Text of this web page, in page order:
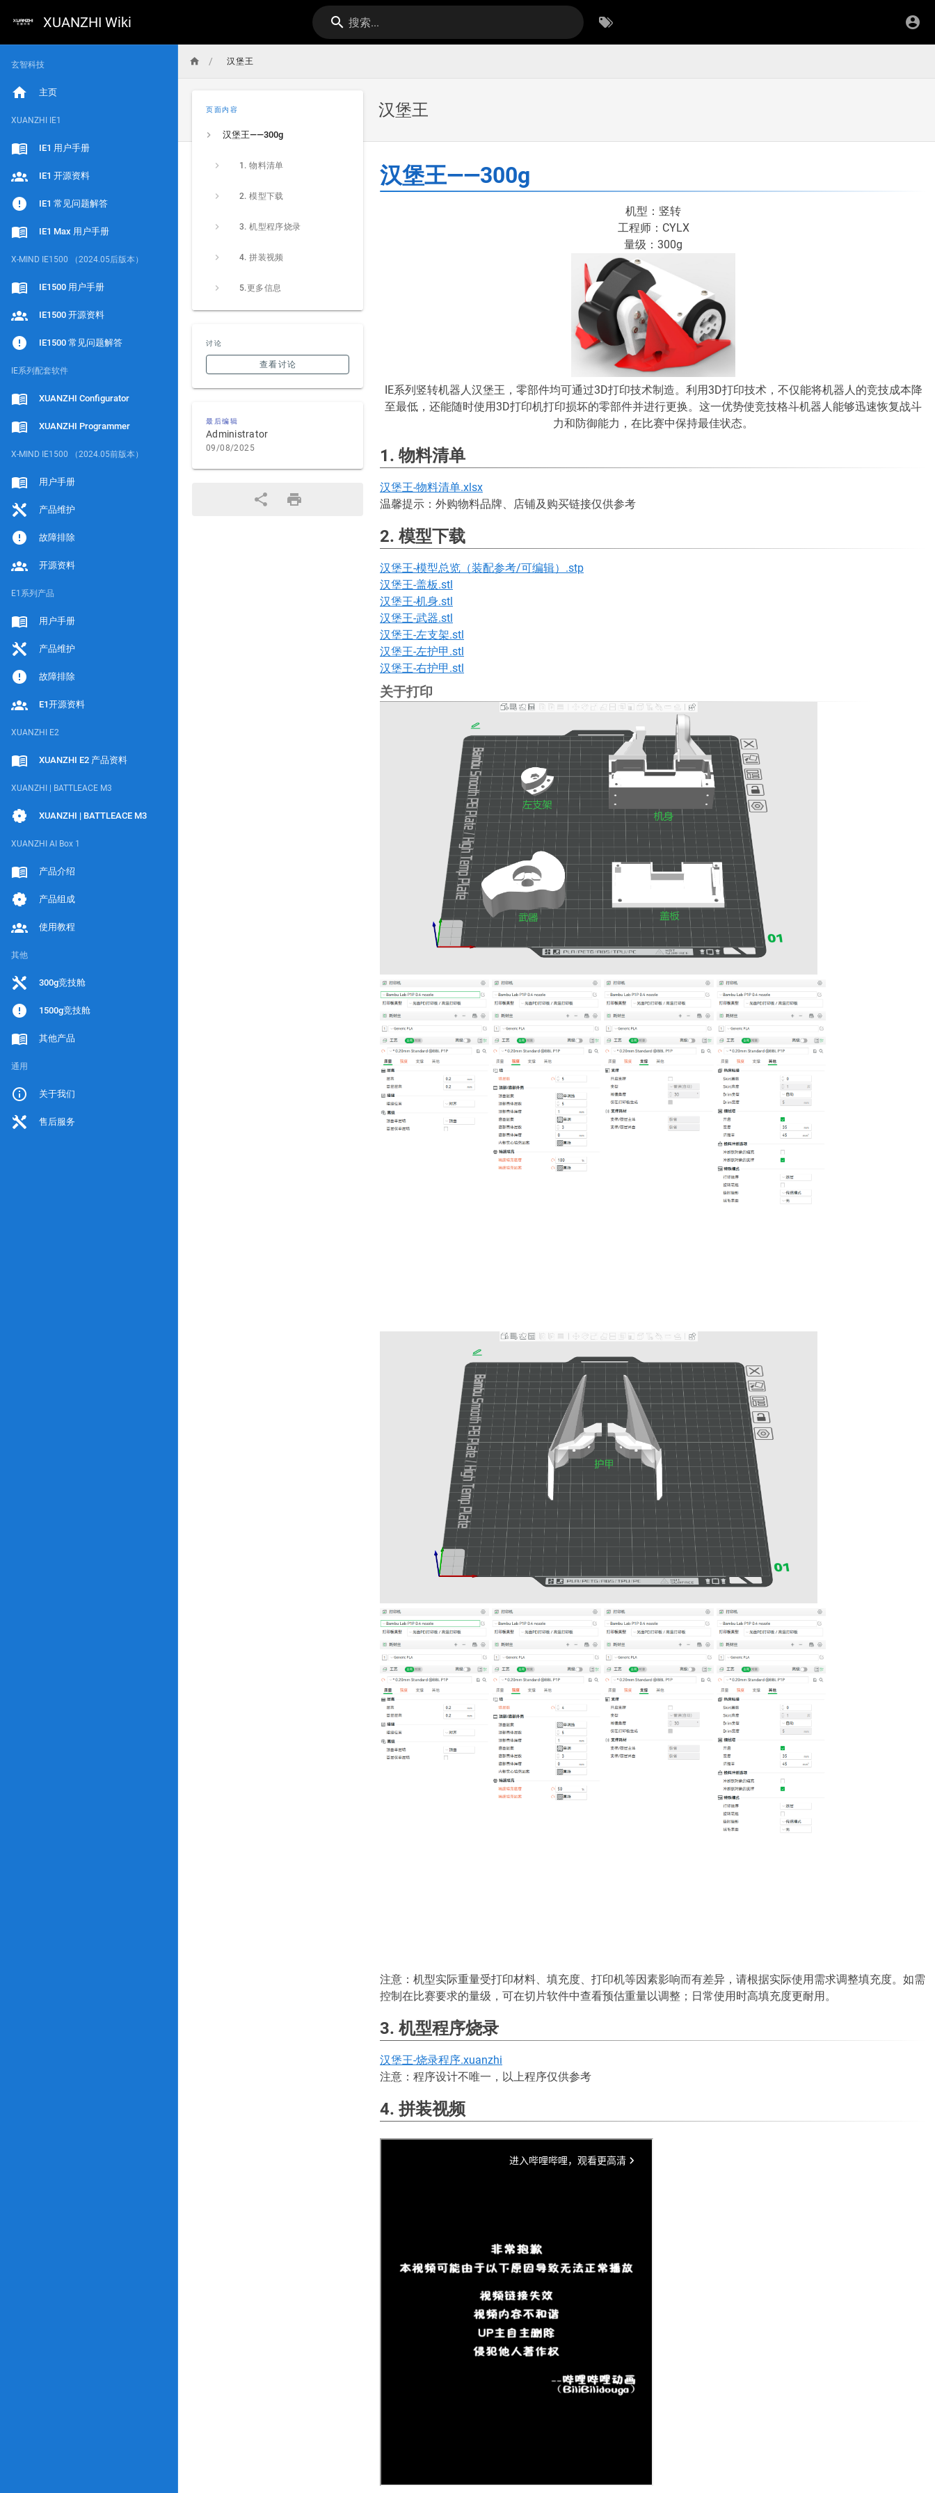
XUANZHI Wiki 搜索...
玄智科技
主页
XUANZHI IE1
IE1 用户手册
IE1 开源资料
IE1 常见问题解答
IE1 Max 用户手册
X-MIND IE1500 （2024.05后版本）
IE1500 用户手册
IE1500 开源资料
IE1500 常见问题解答
IE系列配套软件
XUANZHI Configurator
XUANZHI Programmer
X-MIND IE1500 （2024.05前版本）
用户手册
产品维护
故障排除
开源资料
E1系列产品
用户手册
产品维护
故障排除
E1开源资料
XUANZHI E2
XUANZHI E2 产品资料
XUANZHI | BATTLEACE M3
XUANZHI | BATTLEACE M3
XUANZHI AI Box 1
产品介绍
产品组成
使用教程
其他
300g竞技舱
1500g竞技舱
其他产品
通用
关于我们
售后服务
/ 汉堡王
汉堡王
页面内容
汉堡王——300g
1. 物料清单
2. 模型下载
3. 机型程序烧录
4. 拼装视频
5.更多信息
讨论
查看讨论
最后编辑
Administrator
09/08/2025
汉堡王——300g
机型：竖转
工程师：CYLX
量级：300g
IE系列竖转机器人汉堡王，零部件均可通过3D打印技术制造。利用3D打印技术，不仅能将机器人的竞技成本降
至最低，还能随时使用3D打印机打印损坏的零部件并进行更换。这一优势使竞技格斗机器人能够迅速恢复战斗
力和防御能力，在比赛中保持最佳状态。
1. 物料清单
汉堡王-物料清单.xlsx
温馨提示：外购物料品牌、店铺及购买链接仅供参考
2. 模型下载
汉堡王-模型总览（装配参考/可编辑）.stp
汉堡王-盖板.stl
汉堡王-机身.stl
汉堡王-武器.stl
汉堡王-左支架.stl
汉堡王-左护甲.stl
汉堡王-右护甲.stl
关于打印
注意：机型实际重量受打印材料、填充度、打印机等因素影响而有差异，请根据实际使用需求调整填充度。如需
控制在比赛要求的量级，可在切片软件中查看预估重量以调整；日常使用时高填充度更耐用。
3. 机型程序烧录
汉堡王-烧录程序.xuanzhi
注意：程序设计不唯一，以上程序仅供参考
4. 拼装视频